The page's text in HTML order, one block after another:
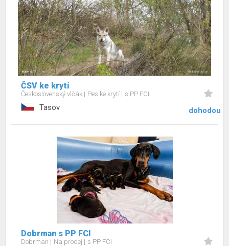
ČSV ke krytí
Československý vlčák Pes ke krytí s PP FCI
Tasov dohodou
Dobrman s PP FCI
Dobrman Na prodej s PP FCI